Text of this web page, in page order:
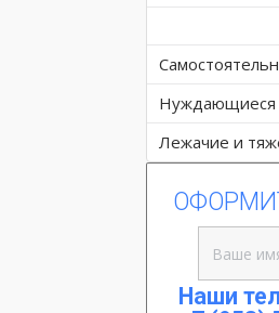
Нуждающиеся
Лежачие и
Наши